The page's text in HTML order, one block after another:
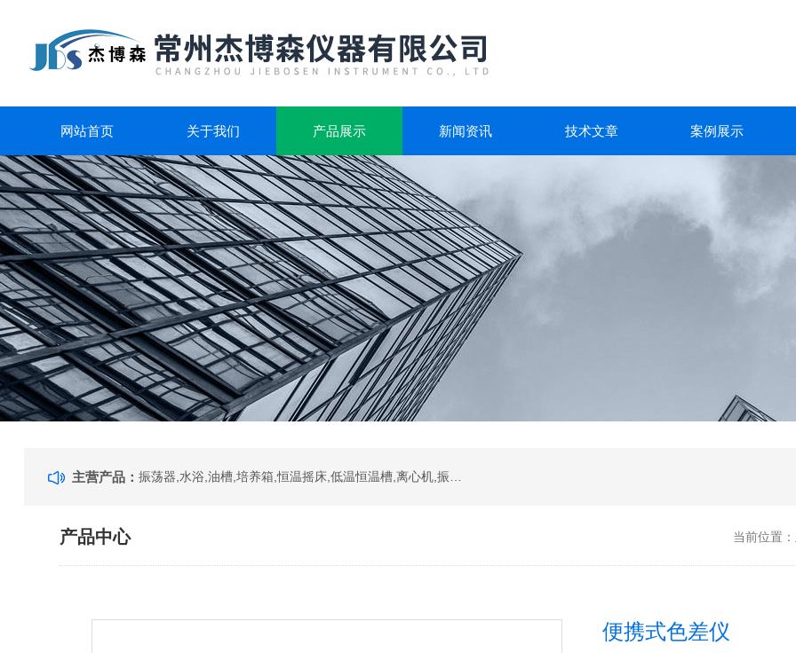
网站首页 关于我们 产品展示 新闻资讯 技术文章 案例展示
主营产品：
产品中心 当前位置：
便携式色差仪